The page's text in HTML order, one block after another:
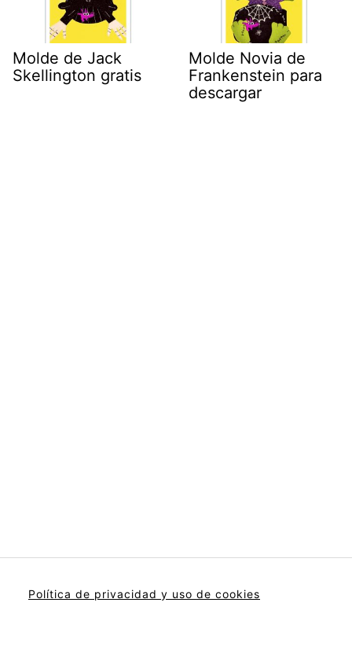
Molde de Jack
Skellington gratis
Molde Novia de
Frankenstein para
descargar
Política de privacidad y uso de cookies